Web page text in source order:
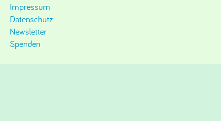
Impressum
Datenschutz
Newsletter
Spenden